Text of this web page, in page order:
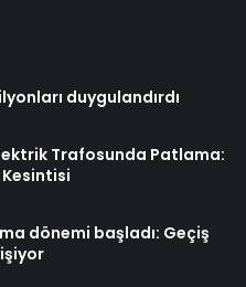
duygulandırdı
Trafosunda Patlama:
Kesintisi
dönemi başladı: Geçiş